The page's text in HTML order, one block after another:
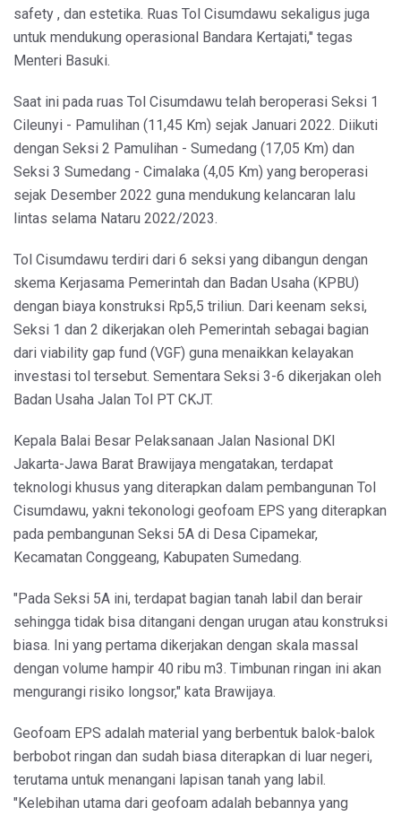
safety , dan estetika. Ruas Tol Cisumdawu sekaligus juga
untuk mendukung operasional Bandara Kertajati," tegas
Menteri Basuki.
Saat ini pada ruas Tol Cisumdawu telah beroperasi Seksi 1
Cileunyi - Pamulihan (11,45 Km) sejak Januari 2022. Diikuti
dengan Seksi 2 Pamulihan - Sumedang (17,05 Km) dan
Seksi 3 Sumedang - Cimalaka (4,05 Km) yang beroperasi
sejak Desember 2022 guna mendukung kelancaran lalu
lintas selama Nataru 2022/2023.
Tol Cisumdawu terdiri dari 6 seksi yang dibangun dengan
skema Kerjasama Pemerintah dan Badan Usaha (KPBU)
dengan biaya konstruksi Rp5,5 triliun. Dari keenam seksi,
Seksi 1 dan 2 dikerjakan oleh Pemerintah sebagai bagian
dari viability gap fund (VGF) guna menaikkan kelayakan
investasi tol tersebut. Sementara Seksi 3-6 dikerjakan oleh
Badan Usaha Jalan Tol PT CKJT.
Kepala Balai Besar Pelaksanaan Jalan Nasional DKI
Jakarta-Jawa Barat Brawijaya mengatakan, terdapat
teknologi khusus yang diterapkan dalam pembangunan Tol
Cisumdawu, yakni tekonologi geofoam EPS yang diterapkan
pada pembangunan Seksi 5A di Desa Cipamekar,
Kecamatan Conggeang, Kabupaten Sumedang.
"Pada Seksi 5A ini, terdapat bagian tanah labil dan berair
sehingga tidak bisa ditangani dengan urugan atau konstruksi
biasa. Ini yang pertama dikerjakan dengan skala massal
dengan volume hampir 40 ribu m3. Timbunan ringan ini akan
mengurangi risiko longsor," kata Brawijaya.
Geofoam EPS adalah material yang berbentuk balok-balok
berbobot ringan dan sudah biasa diterapkan di luar negeri,
terutama untuk menangani lapisan tanah yang labil.
"Kelebihan utama dari geofoam adalah bebannya yang